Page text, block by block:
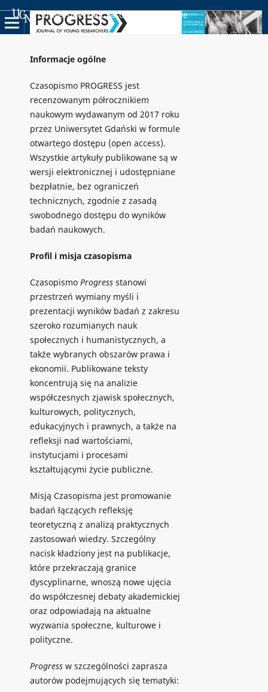
Uniwersyteckie Czasopisma Naukowe
Informacje ogólne
Czasopismo PROGRESS jest
recenzowanym półrocznikiem
naukowym wydawanym od 2017 roku
przez Uniwersytet Gdański w formule
otwartego dostępu (open access).
Wszystkie artykuły publikowane są w
wersji elektronicznej i udostępniane
bezpłatnie, bez ograniczeń
technicznych, zgodnie z zasadą
swobodnego dostępu do wyników
badań naukowych.
Profil i misja czasopisma
Czasopismo Progress stanowi
przestrzeń wymiany myśli i
prezentacji wyników badań z zakresu
szeroko rozumianych nauk
społecznych i humanistycznych, a
także wybranych obszarów prawa i
ekonomii. Publikowane teksty
koncentrują się na analizie
współczesnych zjawisk społecznych,
kulturowych, politycznych,
edukacyjnych i prawnych, a także na
refleksji nad wartościami,
instytucjami i procesami
kształtującymi życie publiczne.
Misją Czasopisma jest promowanie
badań łączących refleksję
teoretyczną z analizą praktycznych
zastosowań wiedzy. Szczególny
nacisk kładziony jest na publikacje,
które przekraczają granice
dyscyplinarne, wnoszą nowe ujęcia
do współczesnej debaty akademickiej
oraz odpowiadają na aktualne
wyzwania społeczne, kulturowe i
polityczne.
Progress w szczególności zaprasza
autorów podejmujących się tematyki: